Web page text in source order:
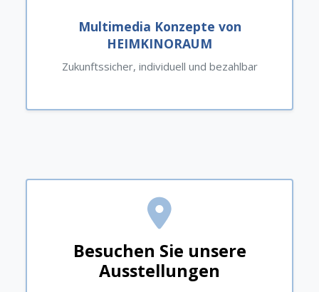
Multimedia Konzepte von
HEIMKINORAUM
Zukunftssicher, individuell und bezahlbar
Besuchen Sie unsere
Ausstellungen